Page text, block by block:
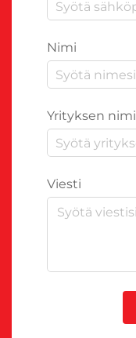
Nimi
Yrityksen nimi
Viesti